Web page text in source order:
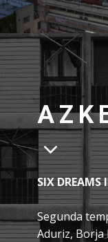
SIX
Segunda
Aduriz, Borja